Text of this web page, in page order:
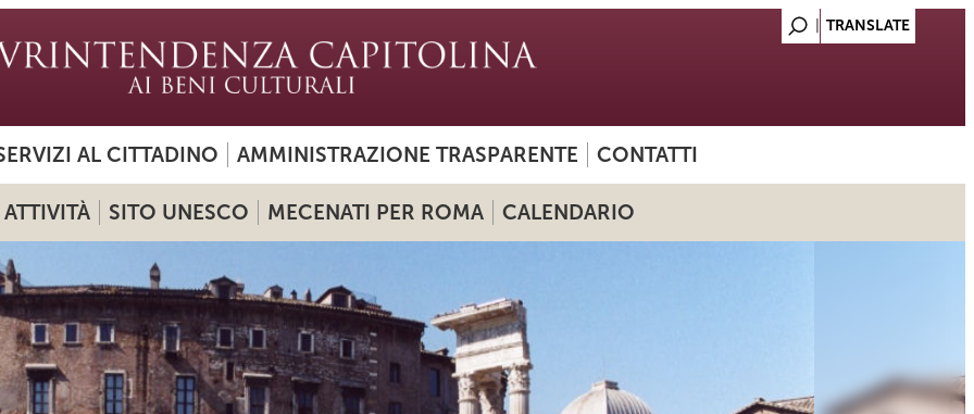
AL CITTADINO AMMINISTRAZIONE TRASPARENTE CONTATTI
ATTIVITÀ SITO UNESCO MECENATI PER ROMA CALENDARIO